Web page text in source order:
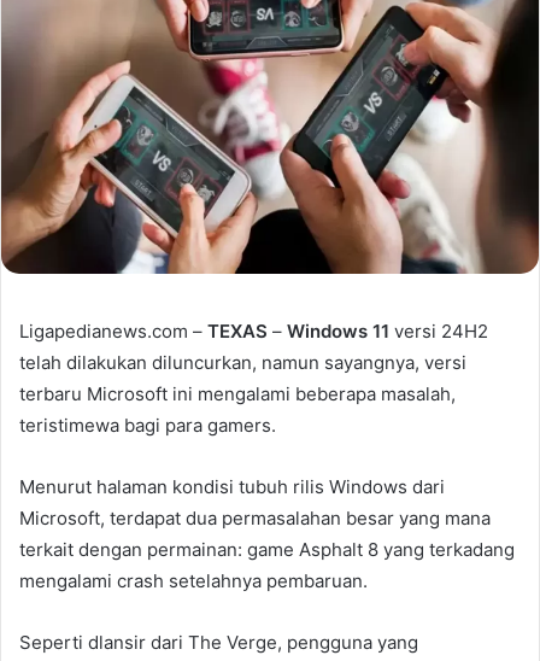
Ligapedianews.com – TEXAS – Windows 11 versi 24H2
telah dilakukan diluncurkan, namun sayangnya, versi
terbaru Microsoft ini mengalami beberapa masalah,
teristimewa bagi para gamers.
Menurut halaman kondisi tubuh rilis Windows dari
Microsoft, terdapat dua permasalahan besar yang mana
terkait dengan permainan: game Asphalt 8 yang terkadang
mengalami crash setelahnya pembaruan.
Seperti dlansir dari The Verge, pengguna yang